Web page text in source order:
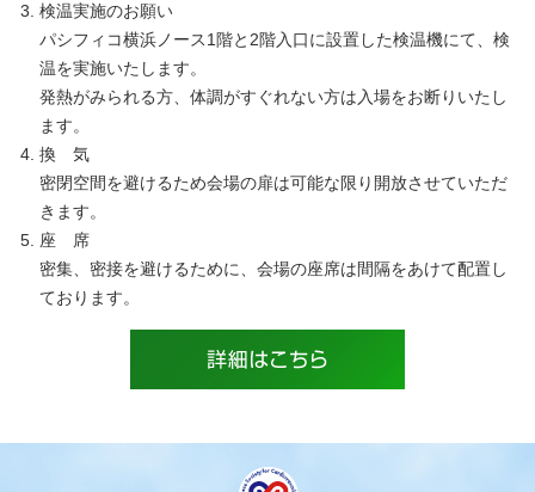
検温実施のお願い
パシフィコ横浜ノース1階と2階入口に設置した検温機にて、検
温を実施いたします。
発熱がみられる方、体調がすぐれない方は入場をお断りいたし
ます。
換 気
密閉空間を避けるため会場の扉は可能な限り開放させていただ
きます。
座 席
密集、密接を避けるために、会場の座席は間隔をあけて配置し
ております。